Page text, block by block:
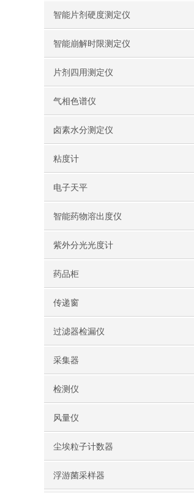
智能片剂硬度测定仪
智能崩解时限测定仪
片剂四用测定仪
气相色谱仪
卤素水分测定仪
粘度计
电子天平
智能药物溶出度仪
紫外分光光度计
药品柜
传递窗
过滤器检漏仪
采集器
检测仪
风量仪
尘埃粒子计数器
浮游菌采样器